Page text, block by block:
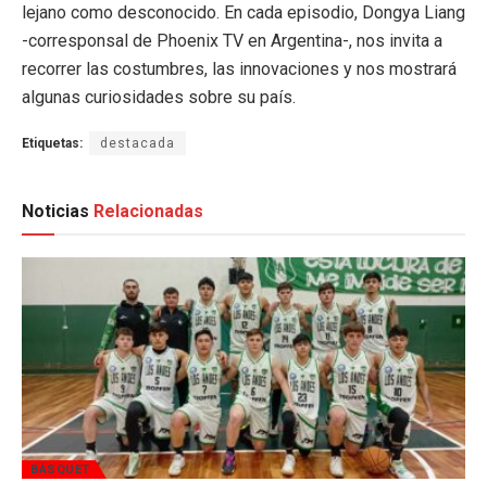
lejano como desconocido. En cada episodio, Dongya Liang
-corresponsal de Phoenix TV en Argentina-, nos invita a
recorrer las costumbres, las innovaciones y nos mostrará
algunas curiosidades sobre su país.
Etiquetas: destacada
Noticias Relacionadas
BÁSQUET